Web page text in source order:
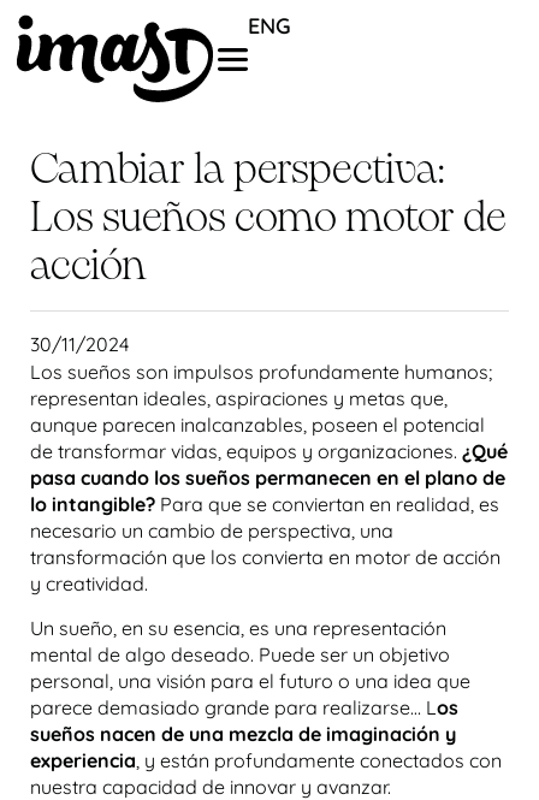
ENG
Cambiar la perspectiva:
Los sueños como motor de
acción
30/11/2024
Los sueños son impulsos profundamente humanos;
representan ideales, aspiraciones y metas que,
aunque parecen inalcanzables, poseen el potencial
de transformar vidas, equipos y organizaciones. ¿Qué
pasa cuando los sueños permanecen en el plano de
lo intangible? Para que se conviertan en realidad, es
necesario un cambio de perspectiva, una
transformación que los convierta en motor de acción
y creatividad.
Un sueño, en su esencia, es una representación
mental de algo deseado. Puede ser un objetivo
personal, una visión para el futuro o una idea que
parece demasiado grande para realizarse… L os
sueños nacen de una mezcla de imaginación y
experiencia , y están profundamente conectados con
nuestra capacidad de innovar y avanzar.